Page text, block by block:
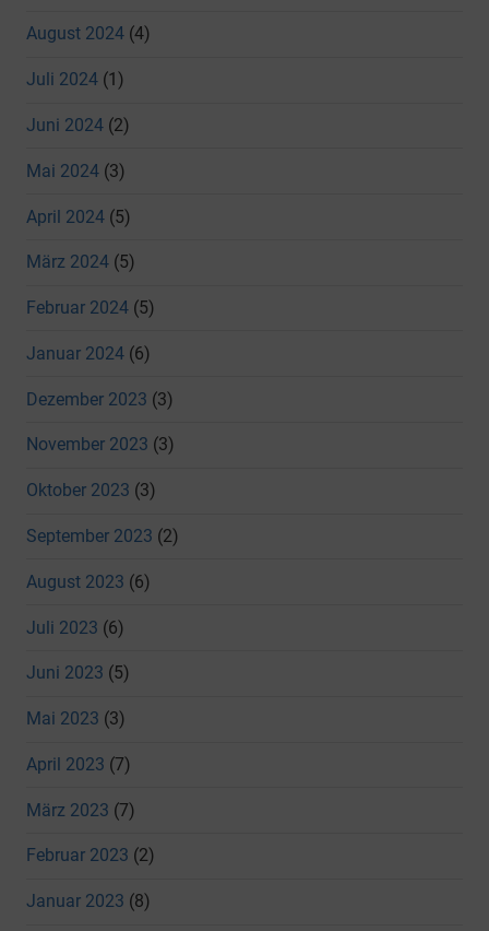
August 2024 (4)
Juli 2024 (1)
Juni 2024 (2)
Mai 2024 (3)
April 2024 (5)
März 2024 (5)
Februar 2024 (5)
Januar 2024 (6)
Dezember 2023 (3)
November 2023 (3)
Oktober 2023 (3)
September 2023 (2)
August 2023 (6)
Juli 2023 (6)
Juni 2023 (5)
Mai 2023 (3)
April 2023 (7)
März 2023 (7)
Februar 2023 (2)
Januar 2023 (8)